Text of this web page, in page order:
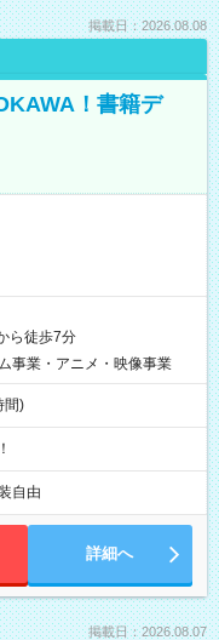
掲載日：2026.08.08
！書籍デ
ら徒歩7分
事業・アニメ・映像事業
間)
自由
詳細へ
掲載日：2026.08.07